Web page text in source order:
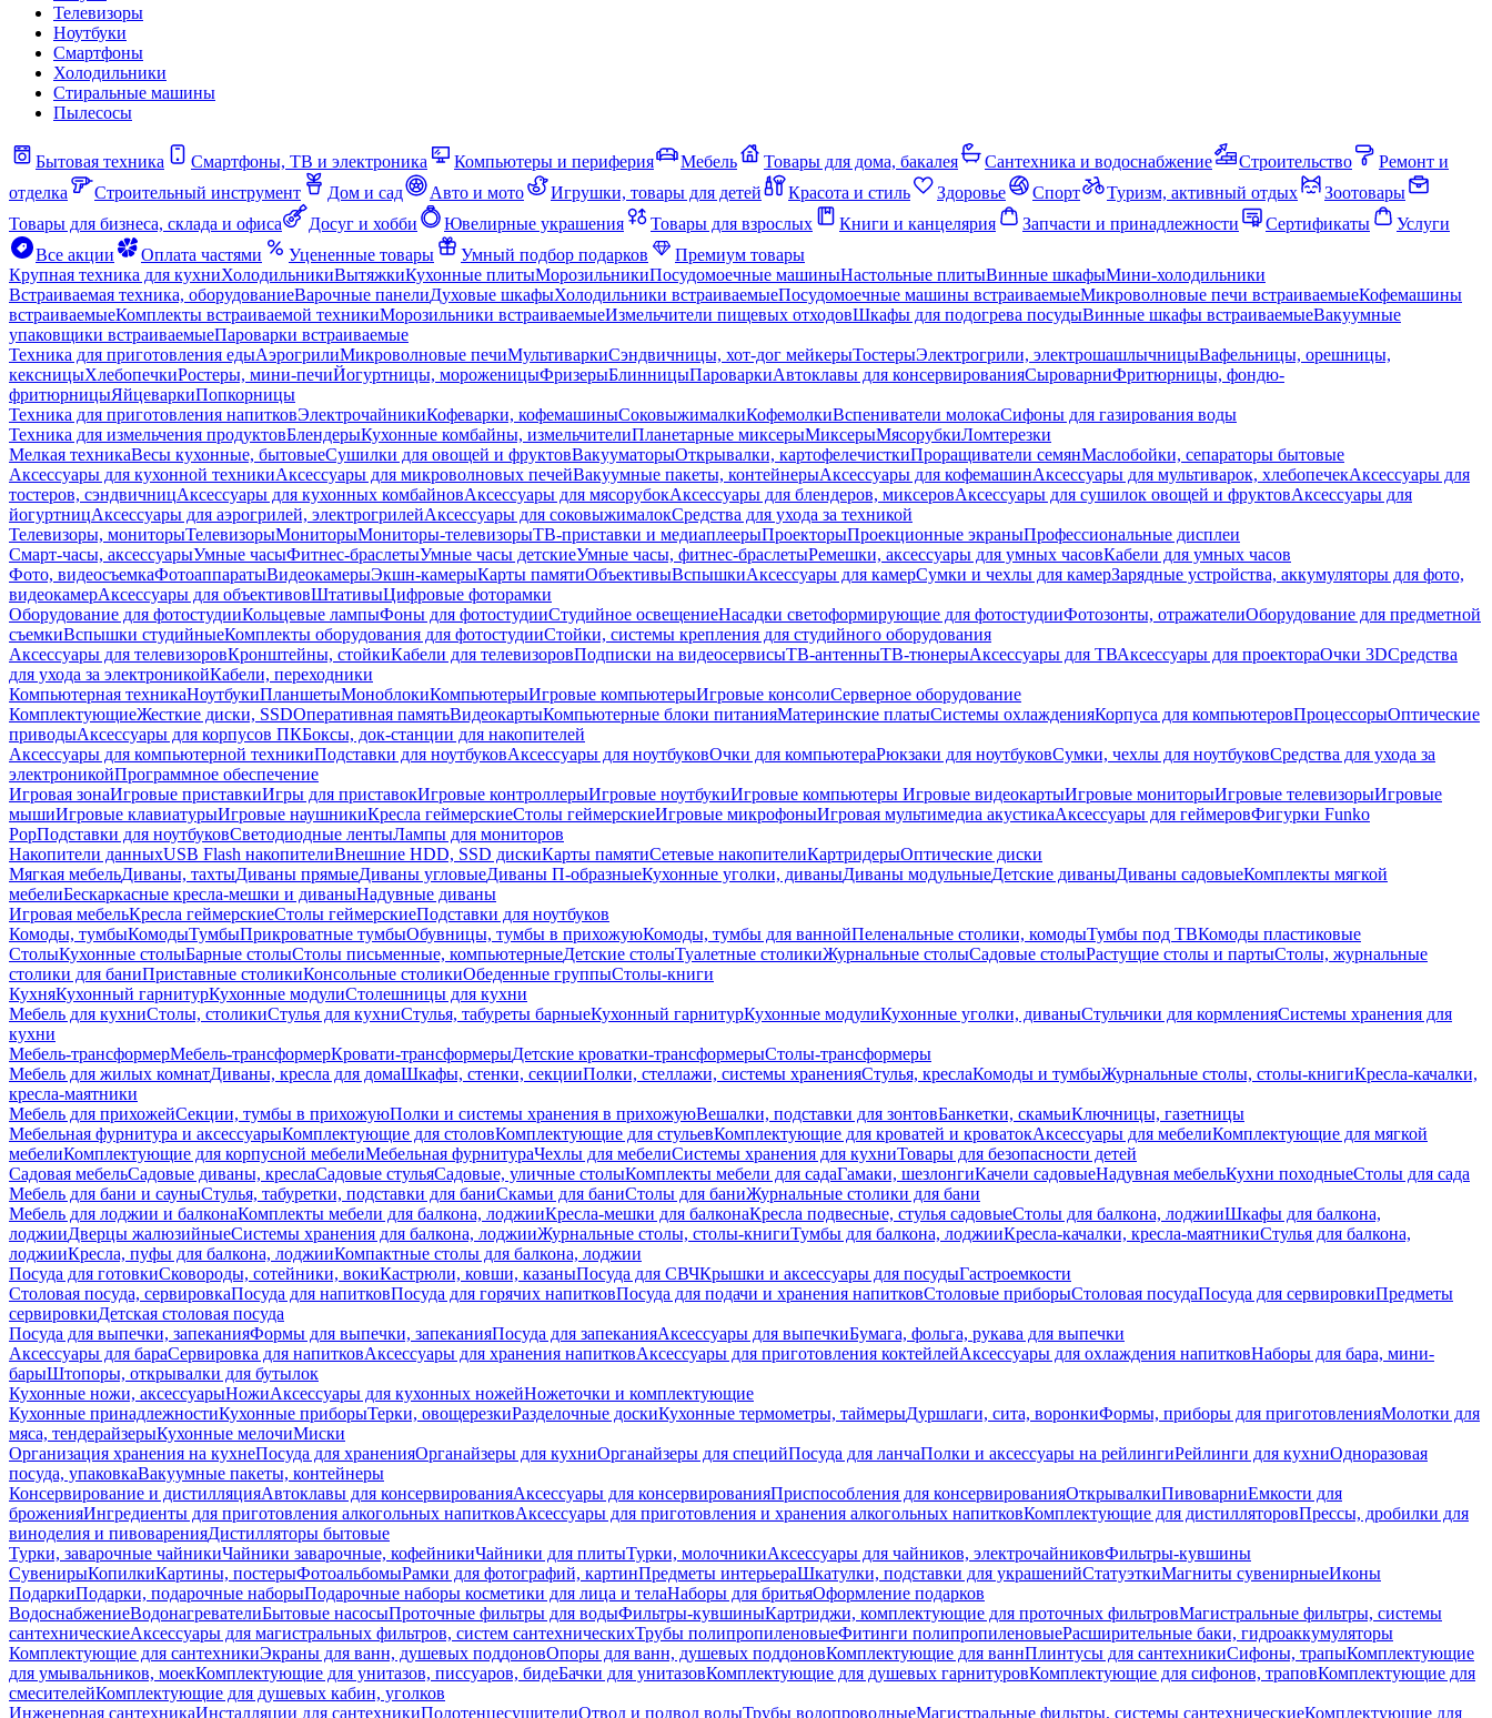
Телевизоры
Ноутбуки
Смартфоны
Холодильники
Стиральные машины
Пылесосы
Бытовая техника Смартфоны, ТВ и электроника Компьютеры и периферия Мебель Товары для дома, бакалея Сантехника и водоснабжение Строительство
Ремонт и
отделка
Строительный инструмент Дом и сад Авто и мото Игрушки, товары для детей Красота и стиль Здоровье Спорт Туризм, активный отдых
Зоотовары
Товары для бизнеса, склада и офиса
Досуг и хобби Ювелирные украшения Товары для взрослых Книги и канцелярия Запчасти и принадлежности Сертификаты
Услуги
Все акции
Оплата частями Уцененные товары Умный подбор подарков
Премиум товары
Крупная техника для кухниХолодильникиВытяжкиКухонные плитыМорозильникиПосудомоечные машиныНастольные плитыВинные шкафыМини-холодильники
Встраиваемая техника, оборудованиеВарочные панелиДуховые шкафыХолодильники встраиваемыеПосудомоечные машины встраиваемыеМикроволновые печи встраиваемыеКофемашины
встраиваемыеКомплекты встраиваемой техникиМорозильники встраиваемыеИзмельчители пищевых отходовШкафы для подогрева посудыВинные шкафы встраиваемыеВакуумные
упаковщики встраиваемыеПароварки встраиваемые
Техника для приготовления едыАэрогрилиМикроволновые печиМультиваркиСэндвичницы, хот-дог мейкерыТостерыЭлектрогрили, электрошашлычницыВафельницы, орешницы,
кексницыХлебопечкиРостеры, мини-печиЙогуртницы, мороженицыФризерыБлинницыПароваркиАвтоклавы для консервированияСыроварниФритюрницы, фондю-
фритюрницыЯйцеваркиПопкорницы
Техника для приготовления напитковЭлектрочайникиКофеварки, кофемашиныСоковыжималкиКофемолкиВспениватели молокаСифоны для газирования воды
Техника для измельчения продуктовБлендерыКухонные комбайны, измельчителиПланетарные миксерыМиксерыМясорубкиЛомтерезки
Мелкая техникаВесы кухонные, бытовыеСушилки для овощей и фруктовВакууматорыОткрывалки, картофелечисткиПроращиватели семянМаслобойки, сепараторы бытовые
Аксессуары для кухонной техникиАксессуары для микроволновых печейВакуумные пакеты, контейнерыАксессуары для кофемашинАксессуары для мультиварок, хлебопечекАксессуары для
тостеров, сэндвичницАксессуары для кухонных комбайновАксессуары для мясорубокАксессуары для блендеров, миксеровАксессуары для сушилок овощей и фруктовАксессуары для
йогуртницАксессуары для аэрогрилей, электрогрилейАксессуары для соковыжималокСредства для ухода за техникой
Телевизоры, мониторыТелевизорыМониторыМониторы-телевизорыТВ-приставки и медиаплеерыПроекторыПроекционные экраныПрофессиональные дисплеи
Смарт-часы, аксессуарыУмные часыФитнес-браслетыУмные часы детскиеУмные часы, фитнес-браслетыРемешки, аксессуары для умных часовКабели для умных часов
Фото, видеосъемкаФотоаппаратыВидеокамерыЭкшн-камерыКарты памятиОбъективыВспышкиАксессуары для камерСумки и чехлы для камерЗарядные устройства, аккумуляторы для фото,
видеокамерАксессуары для объективовШтативыЦифровые фоторамки
Оборудование для фотостудииКольцевые лампыФоны для фотостудииСтудийное освещениеНасадки светоформирующие для фотостудииФотозонты, отражателиОборудование для предметной
съемкиВспышки студийныеКомплекты оборудования для фотостудииСтойки, системы крепления для студийного оборудования
Аксессуары для телевизоровКронштейны, стойкиКабели для телевизоровПодписки на видеосервисыТВ-антенныТВ-тюнерыАксессуары для ТВАксессуары для проектораОчки 3DСредства
для ухода за электроникойКабели, переходники
Компьютерная техникаНоутбукиПланшетыМоноблокиКомпьютерыИгровые компьютерыИгровые консолиСерверное оборудование
КомплектующиеЖесткие диски, SSDОперативная памятьВидеокартыКомпьютерные блоки питанияМатеринские платыСистемы охлажденияКорпуса для компьютеровПроцессорыОптические
приводыАксессуары для корпусов ПКБоксы, док-станции для накопителей
Аксессуары для компьютерной техникиПодставки для ноутбуковАксессуары для ноутбуковОчки для компьютераРюкзаки для ноутбуковСумки, чехлы для ноутбуковСредства для ухода за
электроникойПрограммное обеспечение
Игровая зонаИгровые приставкиИгры для приставокИгровые контроллерыИгровые ноутбукиИгровые компьютеры Игровые видеокартыИгровые мониторыИгровые телевизорыИгровые
мышиИгровые клавиатурыИгровые наушникиКресла геймерскиеСтолы геймерскиеИгровые микрофоныИгровая мультимедиа акустикаАксессуары для геймеровФигурки Funko
PopПодставки для ноутбуковСветодиодные лентыЛампы для мониторов
Накопители данныхUSB Flash накопителиВнешние HDD, SSD дискиКарты памятиСетевые накопителиКартридерыОптические диски
Мягкая мебельДиваны, тахтыДиваны прямыеДиваны угловыеДиваны П-образныеКухонные уголки, диваныДиваны модульныеДетские диваныДиваны садовыеКомплекты мягкой
мебелиБескаркасные кресла-мешки и диваныНадувные диваны
Игровая мебельКресла геймерскиеСтолы геймерскиеПодставки для ноутбуков
Комоды, тумбыКомодыТумбыПрикроватные тумбыОбувницы, тумбы в прихожуюКомоды, тумбы для ваннойПеленальные столики, комодыТумбы под ТВКомоды пластиковые
СтолыКухонные столыБарные столыСтолы письменные, компьютерныеДетские столыТуалетные столикиЖурнальные столыСадовые столыРастущие столы и партыСтолы, журнальные
столики для баниПриставные столикиКонсольные столикиОбеденные группыСтолы-книги
КухняКухонный гарнитурКухонные модулиСтолешницы для кухни
Мебель для кухниСтолы, столикиСтулья для кухниСтулья, табуреты барныеКухонный гарнитурКухонные модулиКухонные уголки, диваныСтульчики для кормленияСистемы хранения для
кухни
Мебель-трансформерМебель-трансформерКровати-трансформерыДетские кроватки-трансформерыСтолы-трансформеры
Мебель для жилых комнатДиваны, кресла для домаШкафы, стенки, секцииПолки, стеллажи, системы храненияСтулья, креслаКомоды и тумбыЖурнальные столы, столы-книгиКресла-качалки,
кресла-маятники
Мебель для прихожейСекции, тумбы в прихожуюПолки и системы хранения в прихожуюВешалки, подставки для зонтовБанкетки, скамьиКлючницы, газетницы
Мебельная фурнитура и аксессуарыКомплектующие для столовКомплектующие для стульевКомплектующие для кроватей и кроватокАксессуары для мебелиКомплектующие для мягкой
мебелиКомплектующие для корпусной мебелиМебельная фурнитураЧехлы для мебелиСистемы хранения для кухниТовары для безопасности детей
Садовая мебельСадовые диваны, креслаСадовые стульяСадовые, уличные столыКомплекты мебели для садаГамаки, шезлонгиКачели садовыеНадувная мебельКухни походныеСтолы для сада
Мебель для бани и сауныСтулья, табуретки, подставки для баниСкамьи для баниСтолы для баниЖурнальные столики для бани
Мебель для лоджии и балконаКомплекты мебели для балкона, лоджииКресла-мешки для балконаКресла подвесные, стулья садовыеСтолы для балкона, лоджииШкафы для балкона,
лоджииДверцы жалюзийныеСистемы хранения для балкона, лоджииЖурнальные столы, столы-книгиТумбы для балкона, лоджииКресла-качалки, кресла-маятникиСтулья для балкона,
лоджииКресла, пуфы для балкона, лоджииКомпактные столы для балкона, лоджии
Посуда для готовкиСковороды, сотейники, вокиКастрюли, ковши, казаныПосуда для СВЧКрышки и аксессуары для посудыГастроемкости
Столовая посуда, сервировкаПосуда для напитковПосуда для горячих напитковПосуда для подачи и хранения напитковСтоловые приборыСтоловая посудаПосуда для сервировкиПредметы
сервировкиДетская столовая посуда
Посуда для выпечки, запеканияФормы для выпечки, запеканияПосуда для запеканияАксессуары для выпечкиБумага, фольга, рукава для выпечки
Аксессуары для бараСервировка для напитковАксессуары для хранения напитковАксессуары для приготовления коктейлейАксессуары для охлаждения напитковНаборы для бара, мини-
барыШтопоры, открывалки для бутылок
Кухонные ножи, аксессуарыНожиАксессуары для кухонных ножейНожеточки и комплектующие
Кухонные принадлежностиКухонные приборыТерки, овощерезкиРазделочные доскиКухонные термометры, таймерыДуршлаги, сита, воронкиФормы, приборы для приготовленияМолотки для
мяса, тендерайзерыКухонные мелочиМиски
Организация хранения на кухнеПосуда для храненияОрганайзеры для кухниОрганайзеры для специйПосуда для ланчаПолки и аксессуары на рейлингиРейлинги для кухниОдноразовая
посуда, упаковкаВакуумные пакеты, контейнеры
Консервирование и дистилляцияАвтоклавы для консервированияАксессуары для консервированияПриспособления для консервированияОткрывалкиПивоварниЕмкости для
броженияИнгредиенты для приготовления алкогольных напитковАксессуары для приготовления и хранения алкогольных напитковКомплектующие для дистилляторовПрессы, дробилки для
виноделия и пивоваренияДистилляторы бытовые
Турки, заварочные чайникиЧайники заварочные, кофейникиЧайники для плитыТурки, молочникиАксессуары для чайников, электрочайниковФильтры-кувшины
СувенирыКопилкиКартины, постерыФотоальбомыРамки для фотографий, картинПредметы интерьераШкатулки, подставки для украшенийСтатуэткиМагниты сувенирныеИконы
ПодаркиПодарки, подарочные наборыПодарочные наборы косметики для лица и телаНаборы для бритьяОформление подарков
ВодоснабжениеВодонагревателиБытовые насосыПроточные фильтры для водыФильтры-кувшиныКартриджи, комплектующие для проточных фильтровМагистральные фильтры, системы
сантехническиеАксессуары для магистральных фильтров, систем сантехническихТрубы полипропиленовыеФитинги полипропиленовыеРасширительные баки, гидроаккумуляторы
Комплектующие для сантехникиЭкраны для ванн, душевых поддоновОпоры для ванн, душевых поддоновКомплектующие для ваннПлинтусы для сантехникиСифоны, трапыКомплектующие
для умывальников, моекКомплектующие для унитазов, писсуаров, бидеБачки для унитазовКомплектующие для душевых гарнитуровКомплектующие для сифонов, траповКомплектующие для
смесителейКомплектующие для душевых кабин, уголков
Инженерная сантехникаИнсталляции для сантехникиПолотенцесушителиОтвод и подвод водыТрубы водопроводныеМагистральные фильтры, системы сантехническиеКомплектующие для